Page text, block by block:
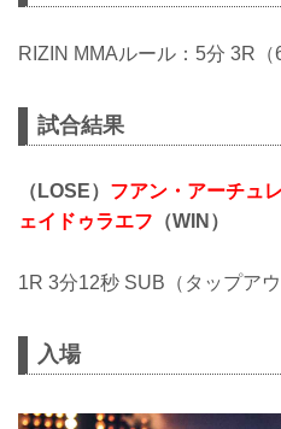
RIZIN MMAルール：5分 3R（
試合結果
（LOSE） フアン・アーチュ
ェイドゥラエフ （WIN）
1R 3分12秒 SUB（タップア
入場